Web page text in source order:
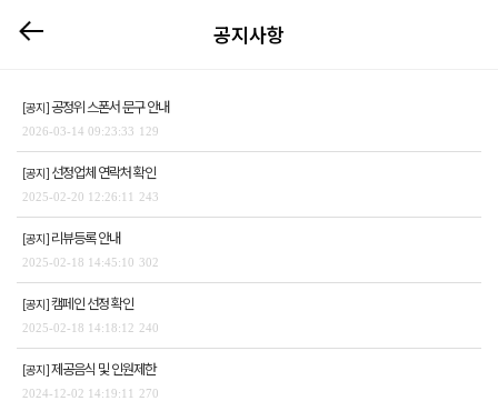
공지사항
[공지] 공정위 스폰서 문구 안내
2026-03-14 09:23:33 129
[공지] 선정업체 연락처 확인
2025-02-20 12:26:11 243
[공지] 리뷰등록 안내
2025-02-18 14:45:10 302
[공지] 캠페인 선정 확인
2025-02-18 14:18:12 240
[공지] 제공음식 및 인원제한
2024-12-02 14:19:11 270